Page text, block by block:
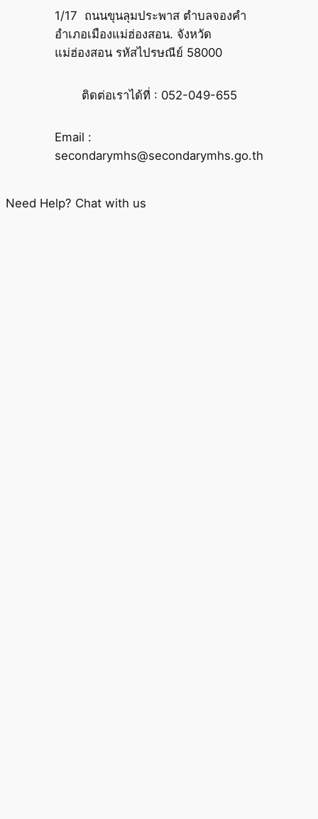
1/17 ถนนขุนลุมประพาส ตำบลจองคำ
อำเภอเมืองแม่ฮ่องสอน. จังหวัด
แม่ฮ่องสอน รหัสไปรษณีย์ 58000
ติดต่อเราได้ที่ : 052-049-655
Email :
secondarymhs@secondarymhs.go.th
Need Help? Chat with us